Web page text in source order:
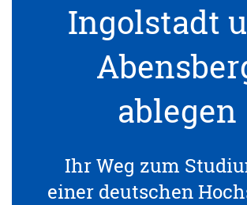
Ingolstadt
ablegen
Ihr Weg zum
einer deutschen